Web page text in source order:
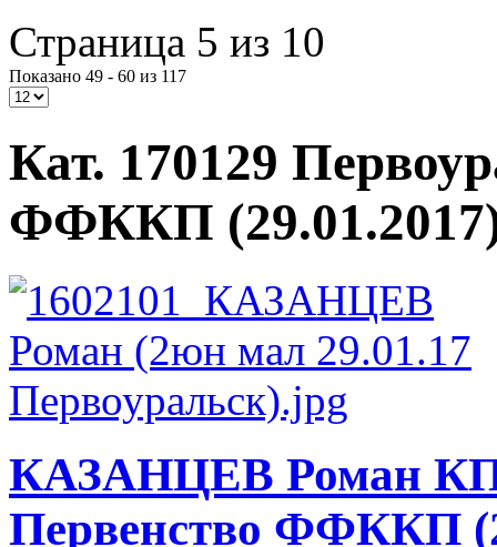
Страница 5 из 10
Показано 49 - 60 из 117
Кат. 170129
ФФККП
КАЗАНЦЕВ Роман КП
Первенство ФФККП